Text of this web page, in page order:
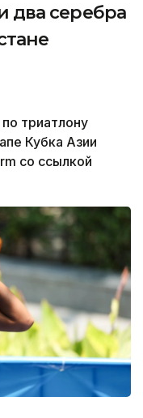
два серебра
триатлону
Кубка Азии
со ссылкой